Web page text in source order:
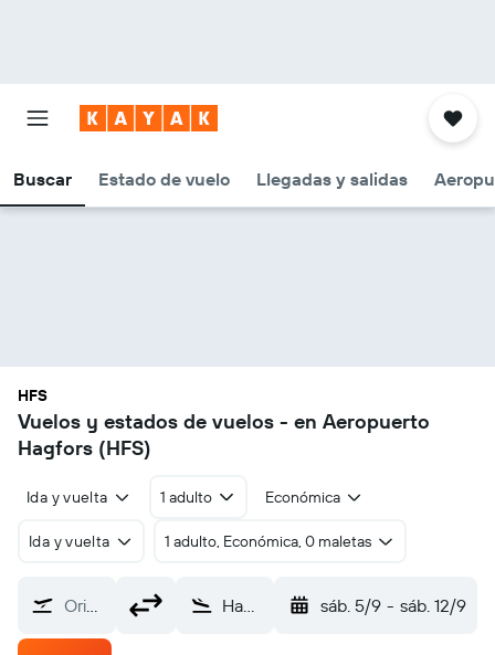
Buscar Estado de vuelo Llegadas y salidas
HFS
Vuelos y estados de vuelos - en Aeropuerto
Hagfors (HFS)
Ida y vuelta 1 adulto Económica
Ida y vuelta 1 adulto, Económica, 0 maletas
Origen Hagfors (HFS) sáb. 5/9 - sáb. 12/9